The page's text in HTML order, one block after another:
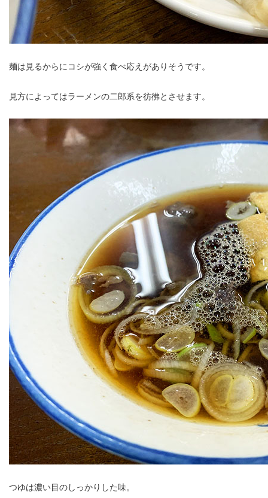
麺は見るからにコシが強く食べ応えがありそうです。
見方によってはラーメンの二郎系を彷彿とさせます。
つゆは濃い目のしっかりした味。